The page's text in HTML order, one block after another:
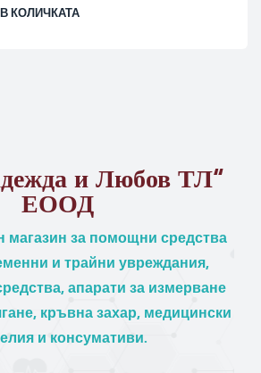
КОЛИЧКАТА
и Любов ТЛ“
ЕООД
магазин за помощни средства
и трайни увреждания,
апарати за измерване
кръвна захар, медицински
и консумативи.